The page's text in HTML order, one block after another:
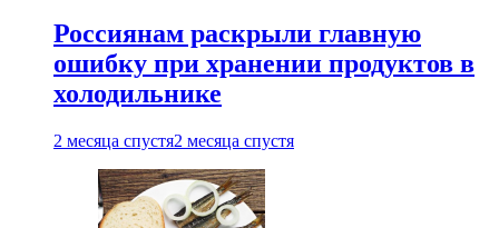
Россиянам раскрыли главную
ошибку при хранении продуктов в
холодильнике
2 месяца спустя2 месяца спустя